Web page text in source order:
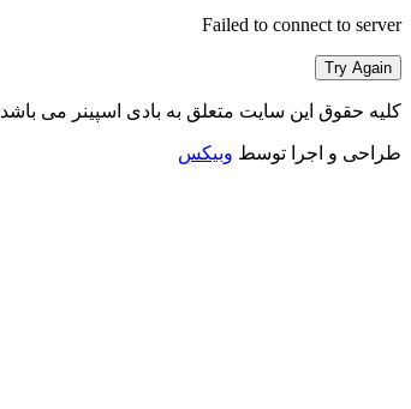
Failed to connect to server
Try Again
کلیه حقوق این سایت متعلق به بادی اسپینر می باشد
طراحی و اجرا توسط وبیکس